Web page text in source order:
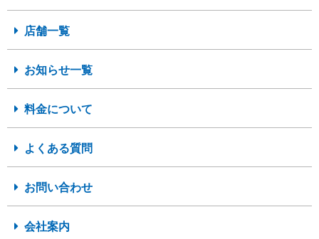
店舗一覧
お知らせ一覧
料金について
よくある質問
お問い合わせ
会社案内